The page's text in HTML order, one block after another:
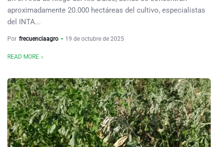
aproximadamente 20.000 hectáreas del cultivo, especialistas
del INTA...
Por frecuenciaagro 19 de octubre de 2025
READ MORE